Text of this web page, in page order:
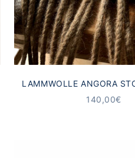
LAMMWOLLE ANGORA
ANGEBOT
140,00€